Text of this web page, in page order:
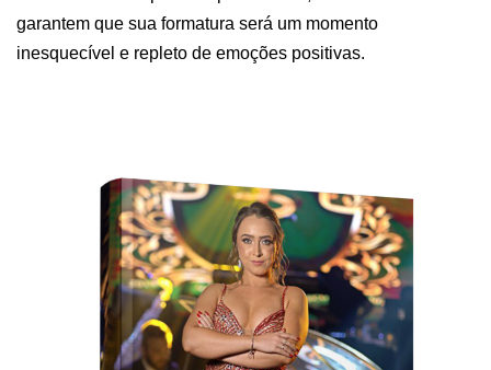
garantem que sua formatura será um momento
inesquecível e repleto de emoções positivas.